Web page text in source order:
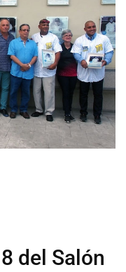
del Salón